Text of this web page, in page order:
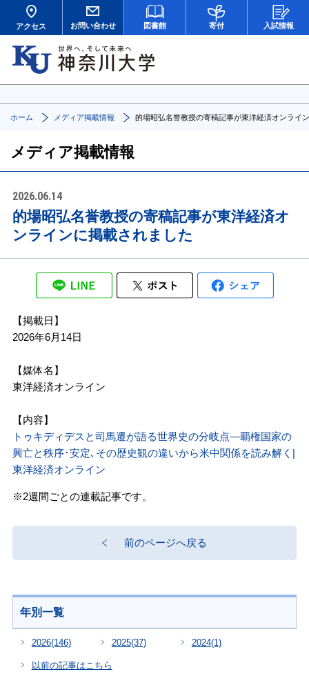
アクセス お問い合わせ 図書館 寄付 入試情報
ホーム メディア掲載情報 的場昭弘名誉教授の寄稿記事が東洋経済オンライ
メディア掲載情報
2026.06.14
的場昭弘名誉教授の寄稿記事が東洋経済オ
ンラインに掲載されました
【掲載日】
2026年6月14日
【媒体名】
東洋経済オンライン
【内容】
トゥキディデスと司馬遷が語る世界史の分岐点―覇権国家の
興亡と秩序･安定､その歴史観の違いから米中関係を読み解く|
東洋経済オンライン
※2週間ごとの連載記事です。
前のページへ戻る
年別一覧
2026(146) 2025(37) 2024(1)
以前の記事はこちら